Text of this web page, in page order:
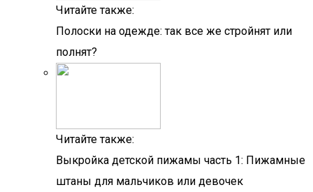
Читайте также:
Полоски на одежде: так все же стройнят или
полнят?
Читайте также:
Выкройка детской пижамы часть 1: Пижамные
штаны для мальчиков или девочек